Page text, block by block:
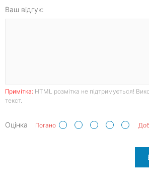
Ваш відгук:
Примітка: HTML розмітка не підтримується!
текст.
Оцінка Погано